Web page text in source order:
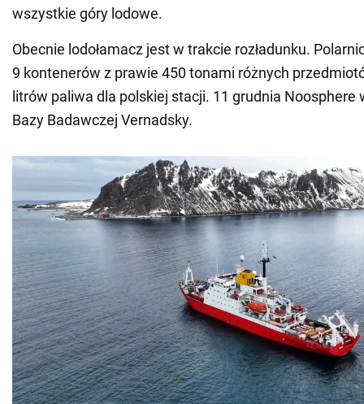
wszystkie góry lodowe.
Obecnie lodołamacz jest w trakcie rozładunku.
9 kontenerów z prawie 450 tonami różnych
litrów paliwa dla polskiej stacji. 11 grudnia Noosphere
Bazy Badawczej Vernadsky.